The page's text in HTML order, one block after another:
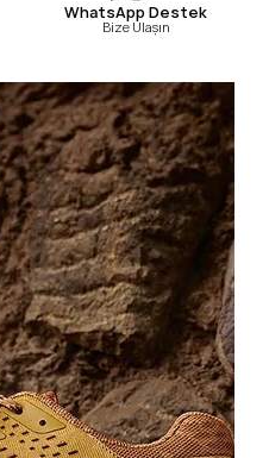
WhatsApp Destek
Bize Ulaşın